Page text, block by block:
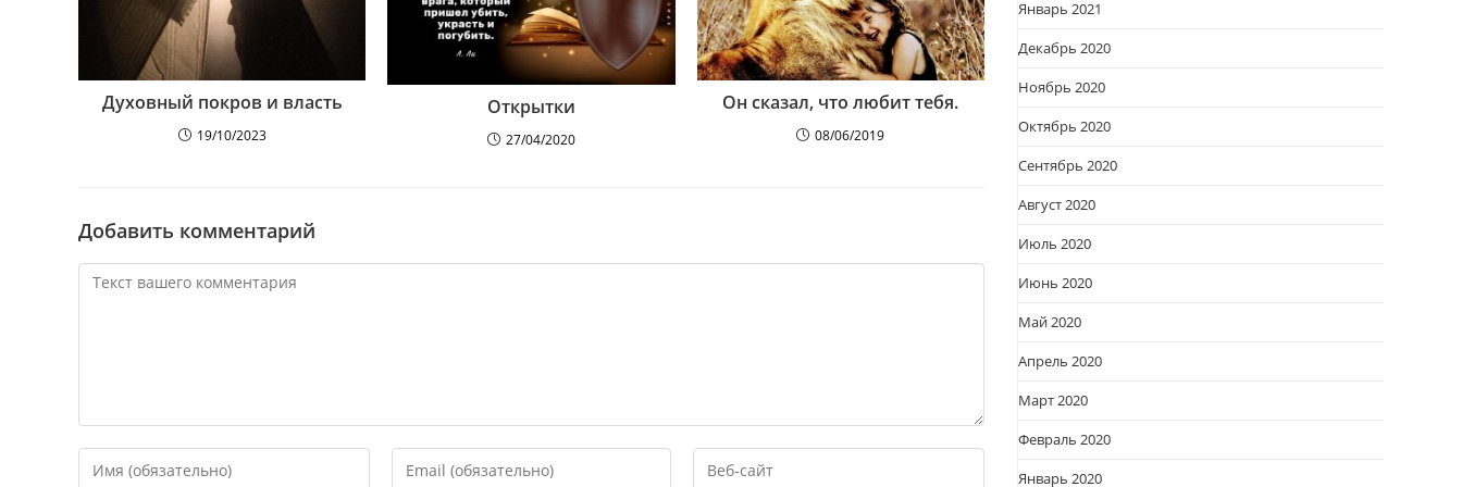
Духовный покров и власть
19/10/2023
Открытки
27/04/2020
Он сказал, что любит тебя.
08/06/2019
Добавить комментарий
Январь 2021
Декабрь 2020
Ноябрь 2020
Октябрь 2020
Сентябрь 2020
Август 2020
Июль 2020
Июнь 2020
Май 2020
Апрель 2020
Март 2020
Февраль 2020
Январь 2020